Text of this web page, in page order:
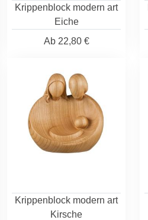
Krippenblock modern art
Eiche
Ab22,80 €
Krippenblock modern art
Kirsche